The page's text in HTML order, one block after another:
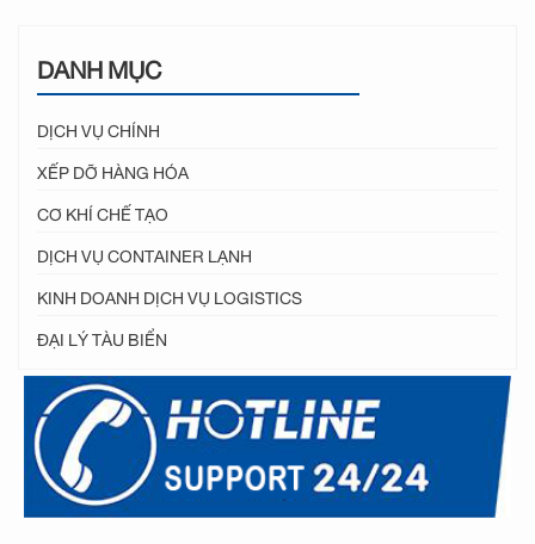
DANH MỤC
DỊCH VỤ CHÍNH
XẾP DỠ HÀNG HÓA
CƠ KHÍ CHẾ TẠO
DỊCH VỤ CONTAINER LẠNH
KINH DOANH DỊCH VỤ LOGISTICS
ĐẠI LÝ TÀU BIỂN